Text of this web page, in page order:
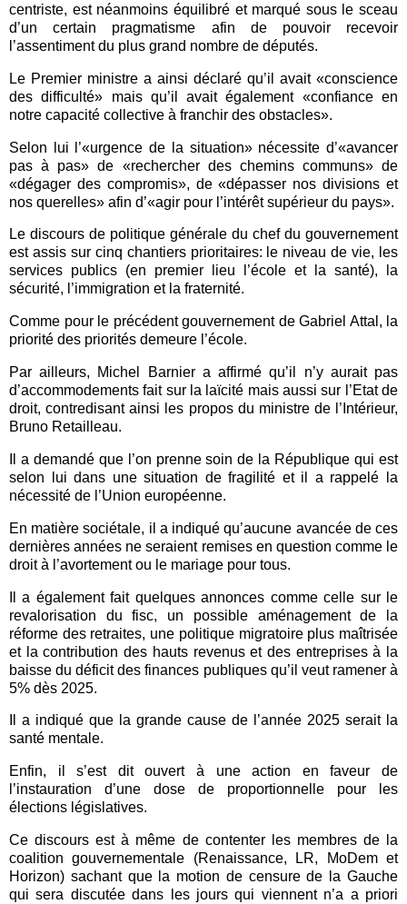
centriste, est néanmoins équilibré et marqué sous le sceau
d’un certain pragmatisme afin de pouvoir recevoir
l’assentiment du plus grand nombre de députés.
Le Premier ministre a ainsi déclaré qu’il avait «conscience
des difficulté» mais qu’il avait également «confiance en
notre capacité collective à franchir des obstacles».
Selon lui l’«urgence de la situation» nécessite d’«avancer
pas à pas» de «rechercher des chemins communs» de
«dégager des compromis», de «dépasser nos divisions et
nos querelles» afin d’«agir pour l’intérêt supérieur du pays».
Le discours de politique générale du chef du gouvernement
est assis sur cinq chantiers prioritaires: le niveau de vie, les
services publics (en premier lieu l’école et la santé), la
sécurité, l’immigration et la fraternité.
Comme pour le précédent gouvernement de Gabriel Attal, la
priorité des priorités demeure l’école.
Par ailleurs, Michel Barnier a affirmé qu’il n’y aurait pas
d’accommodements fait sur la laïcité mais aussi sur l’Etat de
droit, contredisant ainsi les propos du ministre de l’Intérieur,
Bruno Retailleau.
Il a demandé que l’on prenne soin de la République qui est
selon lui dans une situation de fragilité et il a rappelé la
nécessité de l’Union européenne.
En matière sociétale, il a indiqué qu’aucune avancée de ces
dernières années ne seraient remises en question comme le
droit à l’avortement ou le mariage pour tous.
Il a également fait quelques annonces comme celle sur le
revalorisation du fisc, un possible aménagement de la
réforme des retraites, une politique migratoire plus maîtrisée
et la contribution des hauts revenus et des entreprises à la
baisse du déficit des finances publiques qu’il veut ramener à
5% dès 2025.
Il a indiqué que la grande cause de l’année 2025 serait la
santé mentale.
Enfin, il s’est dit ouvert à une action en faveur de
l’instauration d’une dose de proportionnelle pour les
élections législatives.
Ce discours est à même de contenter les membres de la
coalition gouvernementale (Renaissance, LR, MoDem et
Horizon) sachant que la motion de censure de la Gauche
qui sera discutée dans les jours qui viennent n’a a priori